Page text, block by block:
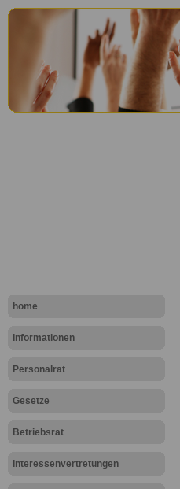
home
Informationen
Personalrat
Gesetze
Betriebsrat
Interessenvertretungen